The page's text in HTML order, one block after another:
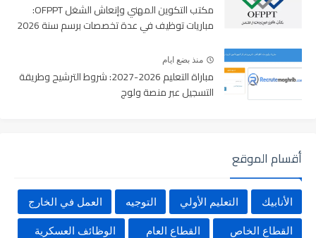
مكتب التكوين المهني وإنعاش الشغل OFPPT:
مباريات توظيف في عدة تخصصات برسم سنة 2026
منذ بضع ايام
مباراة التعليم 2026-2027: شروط الترشيح وطريقة
التسجيل عبر منصة ولوج
أقسام الموقع
الأنابيك التعليم الأولي التوجيه العمل في الخارج
القطاع الخاص القطاع العام الوظائف العسكرية